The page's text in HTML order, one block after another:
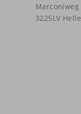
Marconiweg
3225LV